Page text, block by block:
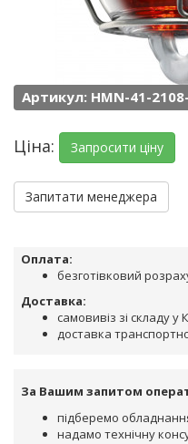
Артикул: HMN-41-
Ціна: Запросити ціну
Запитати менеджера
Оплата:
безготівковий
Доставка:
самовивіз зі складу
доставка
За Вашим запитом
підберемо
надамо технічну